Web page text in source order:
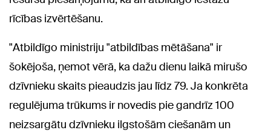
rīcības izvērtēšanu.
"Atbildīgo ministriju "atbildības mētāšana" ir
šokējoša, ņemot vērā, ka dažu dienu laikā mirušo
dzīvnieku skaits pieaudzis jau līdz 79. Ja konkrēta
regulējuma trūkums ir novedis pie gandrīz 100
neizsargātu dzīvnieku ilgstošām ciešanām un